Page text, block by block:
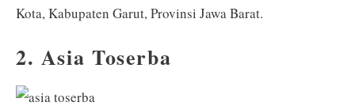
Kota, Kabupaten Garut, Provinsi Jawa Barat.
2. Asia Toserba